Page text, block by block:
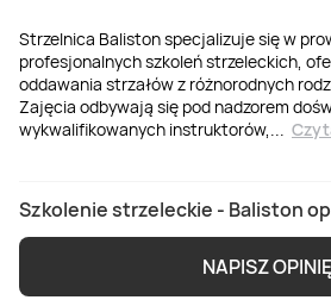
Strzelnica Baliston specjalizuje się w
profesjonalnych szkoleń strzeleckich,
oddawania strzałów z różnorodnych
Zajęcia odbywają się pod nadzorem
wykwalifikowanych instruktorów,...
Szkolenie strzeleckie - Baliston
NAPISZ OPINIĘ